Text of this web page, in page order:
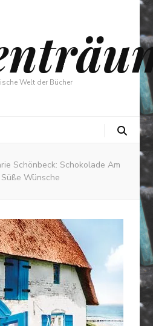
Welt der Bücher
Schönbeck: Schokolade Am
Wünsche